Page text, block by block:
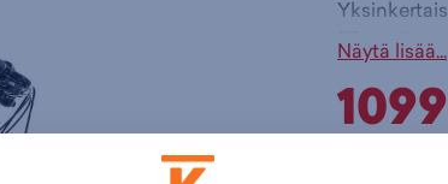
FB
Näytä lisää...